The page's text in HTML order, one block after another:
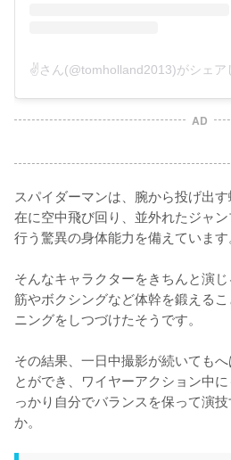
✌️さん(@tomholland2013)がシェア
AD
スパイダーマンは、腕から投げ出
在に空中飛び回り、並外れたジャ
行う驚異の身体能力を備えています。
そんなキャラクターをきちんと演
筋やボクシングなど体幹を鍛える
ニングをしつづけたそうです。
その結果、一日中撮影が続いても
とができ、ワイヤーアクション中
っかり自分でバランスを保って演
か。